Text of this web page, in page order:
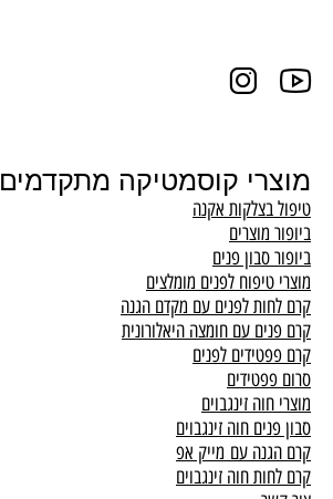
מוצרי קוסמטיקה מתקדמים
טיפול בצלקות אקנה
ביופור מוצרים
ביופור סבון פנים
מוצרי טיפוח לפנים מומלצים
קרם לחות לפנים עם מקדם הגנה
קרם פנים עם חומצה היאלורונית
קרם פפטידים לפנים
סרום פפטידים
מוצרי חוה זינגבוים
סבון פנים חוה זינגבוים
קרם הגנה עם מייק אפ
קרם לחות חוה זינגבוים